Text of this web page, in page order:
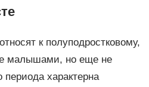
к полуподростковому,
малышами, но еще не
периода характерна